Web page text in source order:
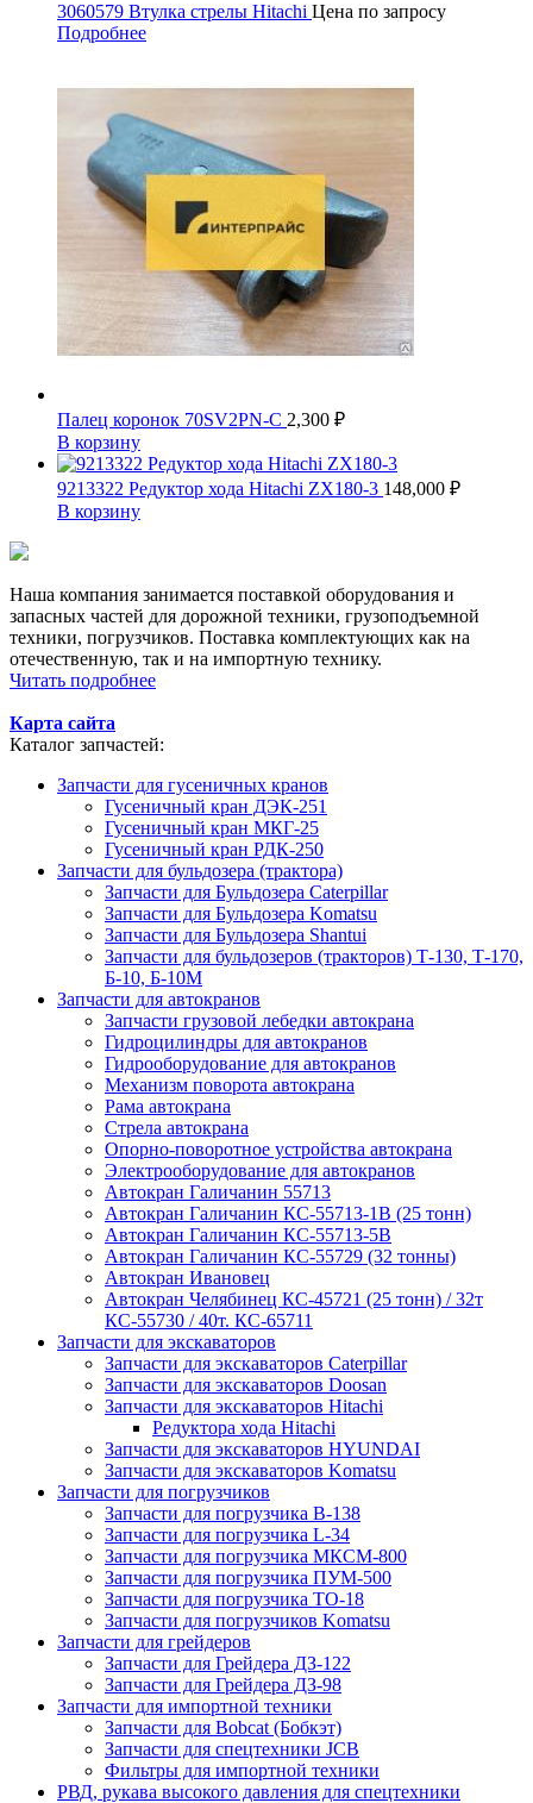
3060579 Втулка стрелы Hitachi Цена по запросу
Подробнее
Палец коронок 70SV2PN-C 2,300 ₽
В корзину
9213322 Редуктор хода Hitachi ZX180-3 148,000 ₽
В корзину
Наша компания занимается поставкой оборудования и
запасных частей для дорожной техники, грузоподъемной
техники, погрузчиков. Поставка комплектующих как на
отечественную, так и на импортную технику.
Читать подробнее
Карта сайта
Каталог запчастей:
Запчасти для гусеничных кранов
Гусеничный кран ДЭК-251
Гусеничный кран МКГ-25
Гусеничный кран РДК-250
Запчасти для бульдозера (трактора)
Запчасти для Бульдозера Caterpillar
Запчасти для Бульдозера Komatsu
Запчасти для Бульдозера Shantui
Запчасти для бульдозеров (тракторов) Т-130, Т-170,
Б-10, Б-10М
Запчасти для автокранов
Запчасти грузовой лебедки автокрана
Гидроцилиндры для автокранов
Гидрооборудование для автокранов
Механизм поворота автокрана
Рама автокрана
Стрела автокрана
Опорно-поворотное устройства автокрана
Электрооборудование для автокранов
Автокран Галичанин 55713
Автокран Галичанин КС-55713-1В (25 тонн)
Автокран Галичанин КС-55713-5В
Автокран Галичанин КС-55729 (32 тонны)
Автокран Ивановец
Автокран Челябинец КС-45721 (25 тонн) / 32т
КС-55730 / 40т. КС-65711
Запчасти для экскаваторов
Запчасти для экскаваторов Caterpillar
Запчасти для экскаваторов Doosan
Запчасти для экскаваторов Hitachi
Редуктора хода Hitachi
Запчасти для экскаваторов HYUNDAI
Запчасти для экскаваторов Komatsu
Запчасти для погрузчиков
Запчасти для погрузчика B-138
Запчасти для погрузчика L-34
Запчасти для погрузчика МКСМ-800
Запчасти для погрузчика ПУМ-500
Запчасти для погрузчика ТО-18
Запчасти для погрузчиков Komatsu
Запчасти для грейдеров
Запчасти для Грейдера ДЗ-122
Запчасти для Грейдера ДЗ-98
Запчасти для импортной техники
Запчасти для Bobcat (Бобкэт)
Запчасти для спецтехники JCB
Фильтры для импортной техники
РВД, рукава высокого давления для спецтехники